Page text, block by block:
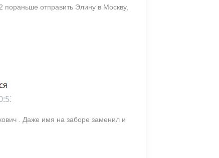
отправить Элину в Москву,
. Даже имя на заборе заменил и